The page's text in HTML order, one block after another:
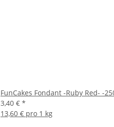
FunCakes Fondant -Ruby Red- -
3,40 € *
13,60 € pro 1 kg